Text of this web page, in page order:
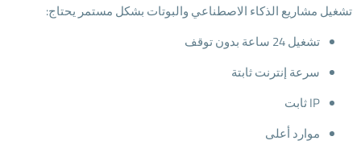
تشغيل مشاريع الذكاء الاصطناعي والبوتات بشكل مستمر يحتاج:
تشغيل 24 ساعة بدون توقف
سرعة إنترنت ثابتة
IP ثابت
موارد أعلى